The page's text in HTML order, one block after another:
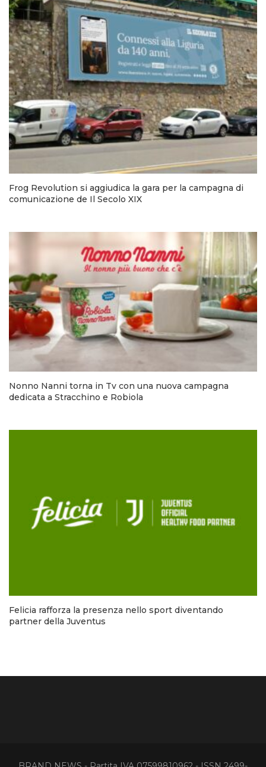
Frog Revolution si aggiudica la gara per la campagna di
comunicazione de Il Secolo XIX
Nonno Nanni torna in Tv con una nuova campagna
dedicata a Stracchino e Robiola
Felicia rafforza la presenza nello sport diventando
partner della Juventus